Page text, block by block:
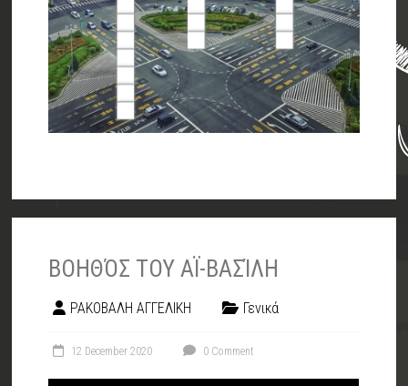
ΒΟΗΘΌΣ ΤΟΥ ΑΪ-ΒΑΣΊΛΗ
ΡΑΚΟΒΑΛΗ ΑΓΓΕΛΙΚΗ Γενικά
12 December 2020 0 Comment